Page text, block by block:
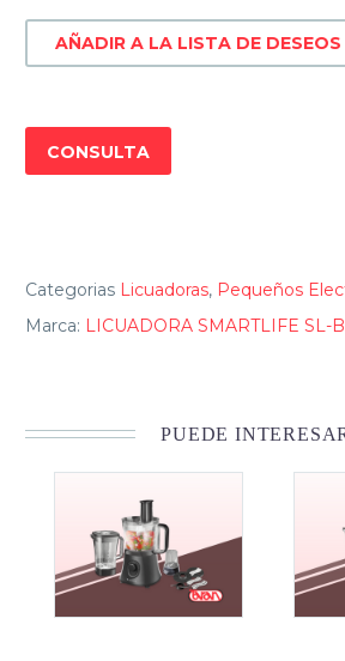
cantidad
AÑADIR A LA LISTA DE DESEOS
CONSULTA
Categorias Licuadoras, Pequeños
Marca: LICUADORA SMARTLIFE SL-
PUEDE